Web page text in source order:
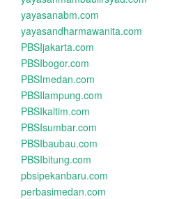
yayasanabm.com
yayasandharmawanita.com
PBSIjakarta.com
PBSIbogor.com
PBSImedan.com
PBSIlampung.com
PBSIkaltim.com
PBSIsumbar.com
PBSIbaubau.com
PBSIbitung.com
pbsipekanbaru.com
perbasimedan.com